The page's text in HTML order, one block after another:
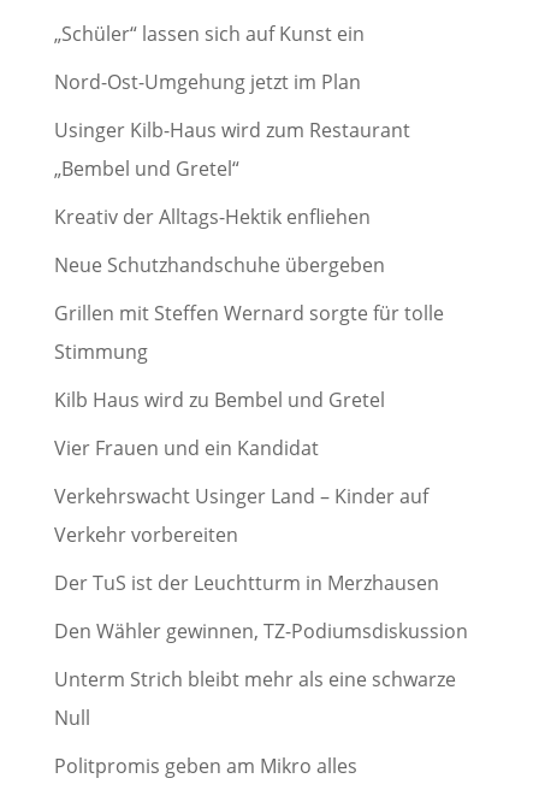
„Schüler“ lassen sich auf Kunst ein
Nord-Ost-Umgehung jetzt im Plan
Usinger Kilb-Haus wird zum Restaurant
„Bembel und Gretel“
Kreativ der Alltags-Hektik enfliehen
Neue Schutzhandschuhe übergeben
Grillen mit Steffen Wernard sorgte für tolle
Stimmung
Kilb Haus wird zu Bembel und Gretel
Vier Frauen und ein Kandidat
Verkehrswacht Usinger Land – Kinder auf
Verkehr vorbereiten
Der TuS ist der Leuchtturm in Merzhausen
Den Wähler gewinnen, TZ-Podiumsdiskussion
Unterm Strich bleibt mehr als eine schwarze
Null
Politpromis geben am Mikro alles